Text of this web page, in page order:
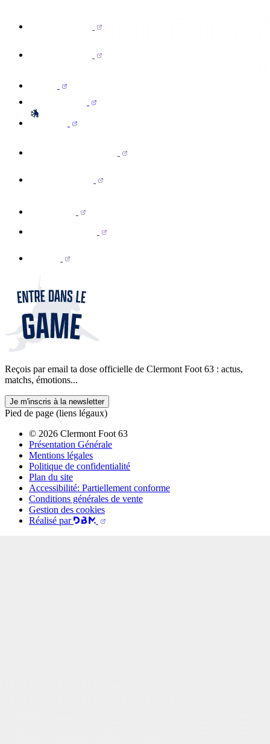
Reçois par email ta dose officielle de Clermont Foot 63 : actus,
matchs, émotions...
Je m'inscris à la newsletter
Pied de page (liens légaux)
© 2026 Clermont Foot 63
Présentation Générale
Mentions légales
Politique de confidentialité
Plan du site
Accessibilité: Partiellement conforme
Conditions générales de vente
Gestion des cookies
Réalisé par